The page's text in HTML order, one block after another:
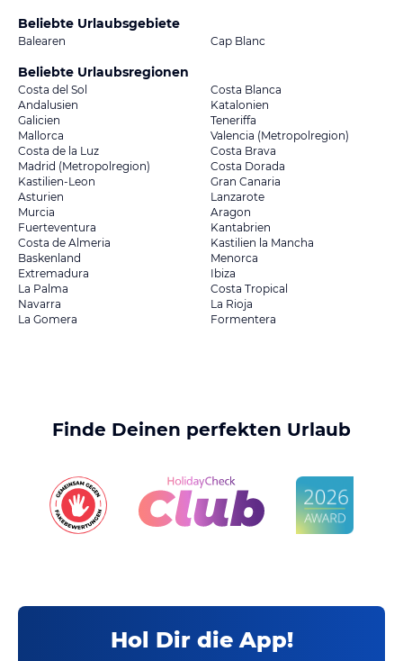
Beliebte Urlaubsgebiete
Balearen Cap Blanc
Beliebte Urlaubsregionen
Costa del Sol
Costa Blanca
Andalusien
Katalonien
Galicien
Teneriffa
Mallorca
Valencia (Metropolregion)
Costa de la Luz
Costa Brava
Madrid (Metropolregion)
Costa Dorada
Kastilien-Leon
Gran Canaria
Asturien
Lanzarote
Murcia
Aragon
Fuerteventura
Kantabrien
Costa de Almeria
Kastilien la Mancha
Baskenland
Menorca
Extremadura
Ibiza
La Palma
Costa Tropical
Navarra
La Rioja
La Gomera
Formentera
Finde Deinen perfekten Urlaub
Hol Dir die App!